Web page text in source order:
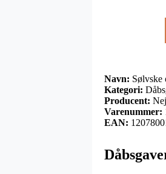
Navn: Sølvske
Kategori:
Producent: Nej
Varenummer:
EAN: